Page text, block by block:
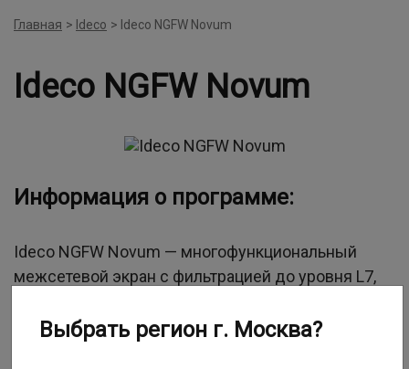
Главная > Ideco > Ideco NGFW Novum
Ideco NGFW Novum
Информация о программе:
Ideco NGFW Novum — многофункциональный
межсетевой экран с фильтрацией до уровня L7,
Обеспечивает защиту и контроль трафика в
Выбрать регион г. Москва?